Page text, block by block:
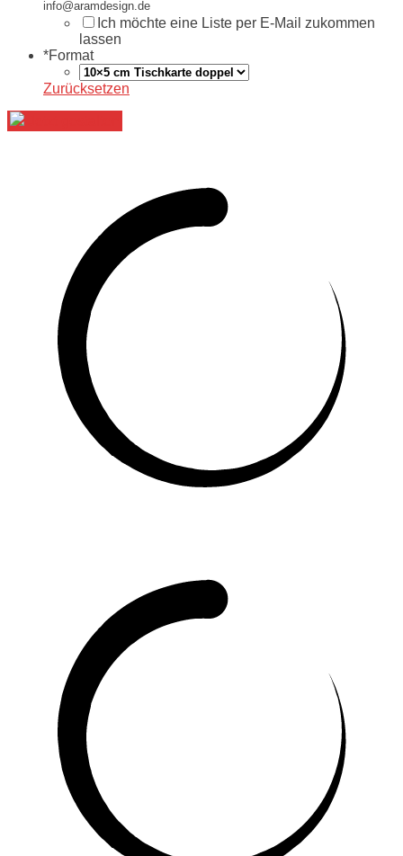
info@aramdesign.de
Ich möchte eine Liste per E-Mail zukommen
lassen
*Format
Zurücksetzen